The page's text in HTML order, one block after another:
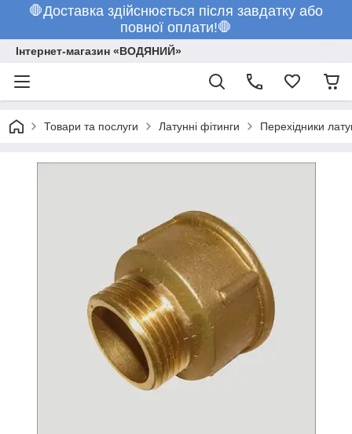
🛑Доставка здійснюється після завдатку або
повної оплати!🛑
Інтернет-магазин «ВОДЯНИЙ»
Товари та послуги Латунні фітинги Перехідники